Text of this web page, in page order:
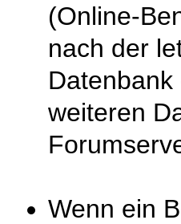
(Online-
nach der
weiteren
Wenn ein